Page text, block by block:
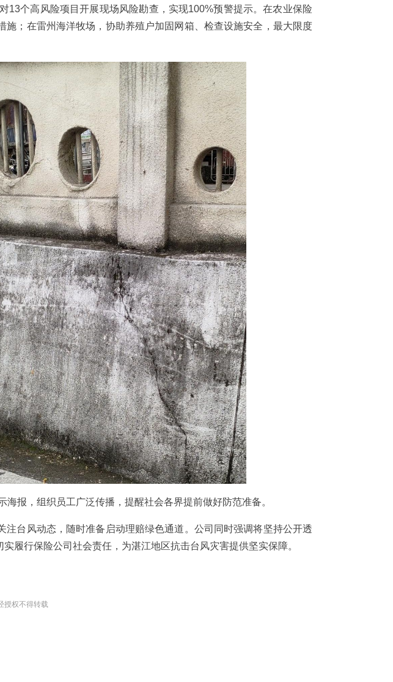
13个高风险项目开展现场风险勘查，实现100%预警提示。在农业保险
；在雷州海洋牧场，协助养殖户加固网箱、检查设施安全，最大限度
报，组织员工广泛传播，提醒社会各界提前做好防范准备。
台风动态，随时准备启动理赔绿色通道。公司同时强调将坚持公开透
履行保险公司社会责任，为湛江地区抗击台风灾害提供坚实保障。
授权不得转载